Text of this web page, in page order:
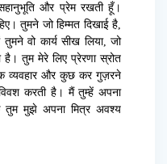
और प्रेम रखती हूँ।
तुमने जो हिम्मत दिखाई है,
वो कार्य सीख लिया, जो
तुम मेरे लिए प्रेरणा स्रोत
व्यवहार और कुछ कर गुज़रने
करती है। मैं तुम्हें अपना
तुम मुझे अपना मित्र अवश्य